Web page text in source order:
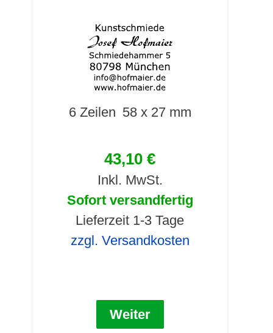
6 Zeilen 58 x 27 mm
43,10 €
Inkl. MwSt.
Sofort versandfertig
Lieferzeit 1-3 Tage
zzgl. Versandkosten
Weiter